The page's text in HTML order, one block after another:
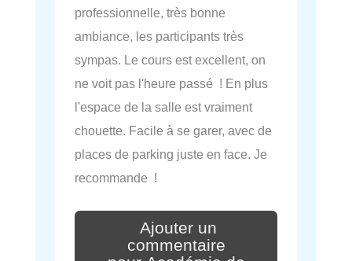
professionnelle, très bonne
ambiance, les participants très
sympas. Le cours est excellent, on
ne voit pas l'heure passé ! En plus
l'espace de la salle est vraiment
chouette. Facile à se garer, avec de
places de parking juste en face. Je
recommande !
Ajouter un
commentaire